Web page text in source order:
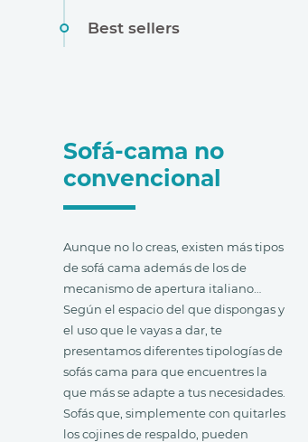
Best sellers
Sofá-cama no
convencional
Aunque no lo creas, existen más tipos
de sofá cama además de los de
mecanismo de apertura italiano…
Según el espacio del que dispongas y
el uso que le vayas a dar, te
presentamos diferentes tipologías de
sofás cama para que encuentres la
que más se adapte a tus necesidades.
Sofás que, simplemente con quitarles
los cojines de respaldo, pueden